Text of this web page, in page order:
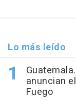
Lo más leído
anuncian
Fuego